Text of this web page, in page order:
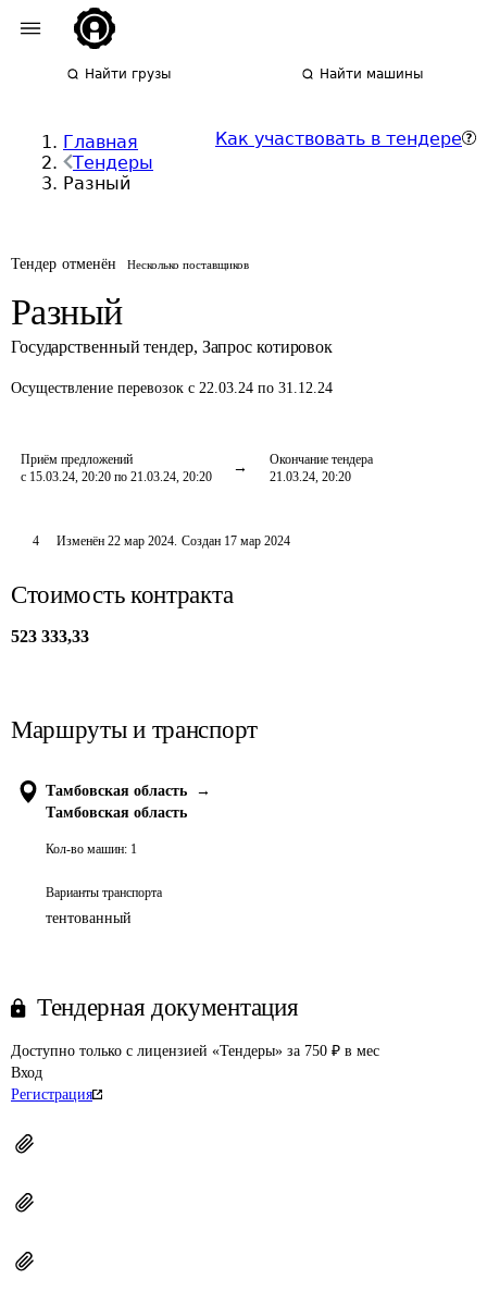
Найти грузы Найти машины
Главная
Тендеры
Разный
Как участвовать в тендере
Тендер отменён Несколько поставщиков
Разный
Государственный тендер, Запрос котировок
Осуществление перевозок с 22.03.24 по 31.12.24
Приём предложений
с 15.03.24, 20:20 по 21.03.24, 20:20
Окончание тендера
21.03.24, 20:20
4 Изменён 22 мар 2024. Создан 17 мар 2024
Стоимость контракта
523 333,33
Маршруты и транспорт
Тамбовская область
→
Тамбовская область
Кол-во машин: 1
Варианты транспорта
тентованный
Тендерная документация
Доступно только с лицензией «Тендеры» за 750 ₽ в мес
Вход
Регистрация